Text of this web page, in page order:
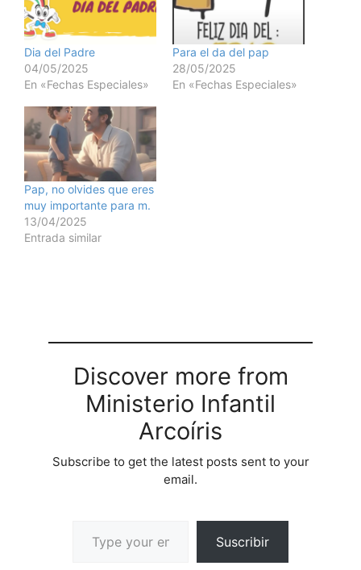
Dia del Padre
04/05/2025
En «Fechas Especiales»
Para el da del pap
28/05/2025
En «Fechas Especiales»
Pap, no olvides que eres
muy importante para m.
13/04/2025
Entrada similar
Discover more from
Ministerio Infantil
Arcoíris
Subscribe to get the latest posts sent to your
email.
Suscribir